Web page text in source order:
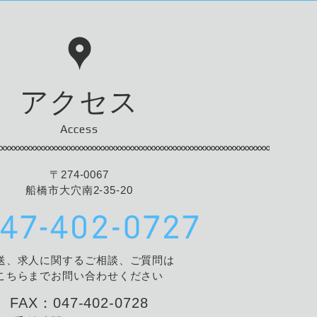
アクセス
Access
〒274-0067
船橋市大穴南2-35-20
、求人に関するご相談、ご質問は
ちらまでお問い合わせください
FAX：047-402-0728